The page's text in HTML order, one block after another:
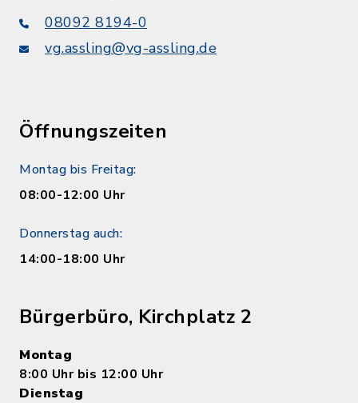
08092 8194-0
vg.assling@vg-assling.de
Öffnungszeiten
Montag bis Freitag:
08:00-12:00 Uhr
Donnerstag auch:
14:00-18:00 Uhr
Bürgerbüro, Kirchplatz 2
Montag
8:00 Uhr bis 12:00 Uhr
Dienstag